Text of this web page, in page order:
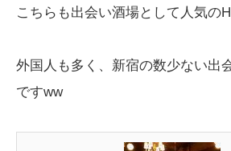
こちらも出会い酒場として人気の
外国人も多く、新宿の数少ない出
ですww